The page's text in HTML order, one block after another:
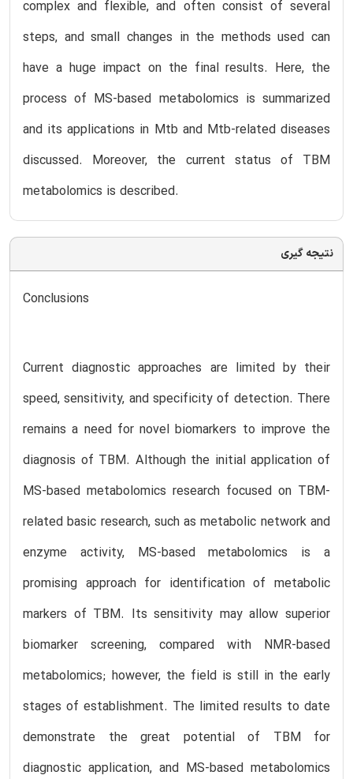
complex and flexible, and often consist of several
steps, and small changes in the methods used can
have a huge impact on the final results. Here, the
process of MS-based metabolomics is summarized
and its applications in Mtb and Mtb-related diseases
discussed. Moreover, the current status of TBM
metabolomics is described.
نتیجه گیری
Conclusions
Current diagnostic approaches are limited by their
speed, sensitivity, and specificity of detection. There
remains a need for novel biomarkers to improve the
diagnosis of TBM. Although the initial application of
MS-based metabolomics research focused on TBM-
related basic research, such as metabolic network and
enzyme activity, MS-based metabolomics is a
promising approach for identification of metabolic
markers of TBM. Its sensitivity may allow superior
biomarker screening, compared with NMR-based
metabolomics; however, the field is still in the early
stages of establishment. The limited results to date
demonstrate the great potential of TBM for
diagnostic application, and MS-based metabolomics